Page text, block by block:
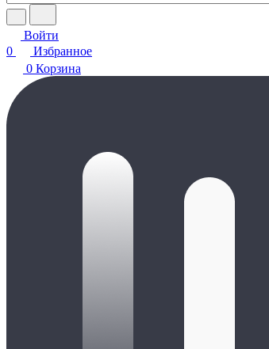
Войти
0
Избранное
0 Корзина